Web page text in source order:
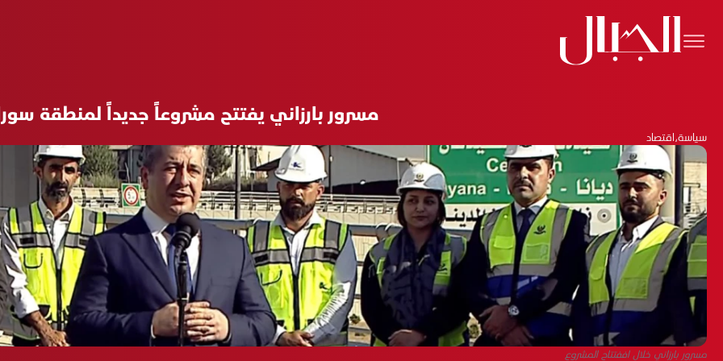
مسرور بارزاني يفتتح مشروعاً جديداً لمنطقة
سياسة،اقتصاد
مسرور بارزاني خلال اففتتاح المشروع